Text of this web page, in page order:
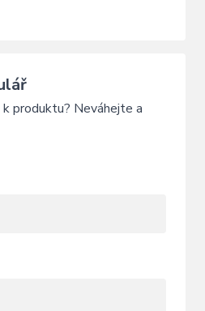
produktu? Neváhejte a